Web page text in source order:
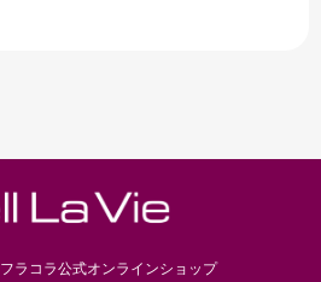
フラコラ公式オンラインショップ